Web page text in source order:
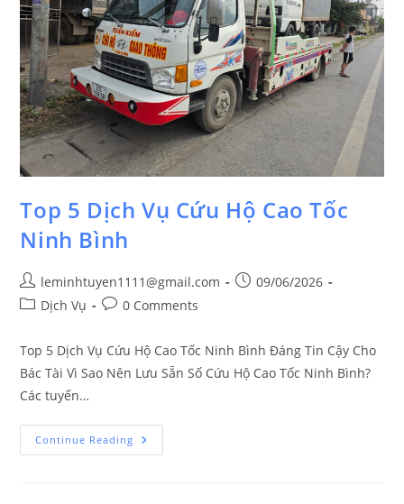
Top 5 Dịch Vụ Cứu Hộ Cao Tốc
Ninh Bình
leminhtuyen1111@gmail.com
09/06/2026
Dịch Vụ
0 Comments
Top 5 Dịch Vụ Cứu Hộ Cao Tốc Ninh Bình Đáng Tin Cậy Cho
Bác Tài Vì Sao Nên Lưu Sẵn Số Cứu Hộ Cao Tốc Ninh Bình?
Các tuyến…
Continue Reading